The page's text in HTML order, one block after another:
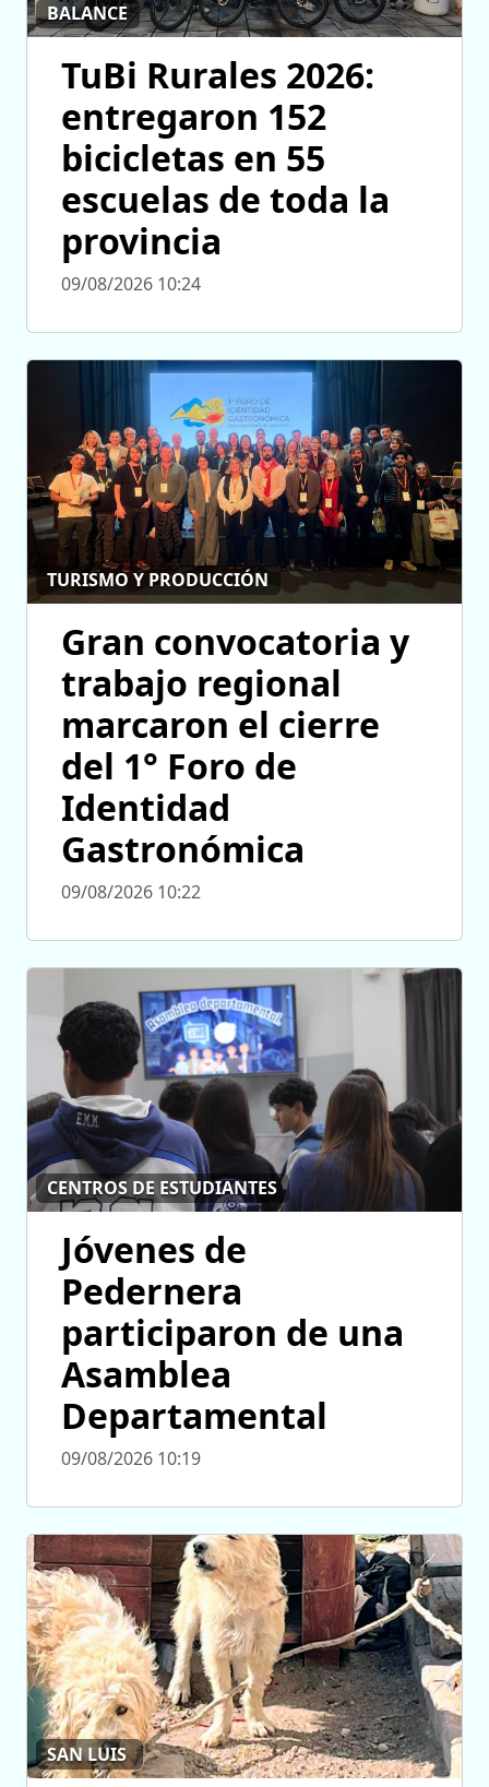
BALANCE
TuBi Rurales 2026:
entregaron 152
bicicletas en 55
escuelas de toda la
provincia
09/08/2026 10:24
TURISMO Y PRODUCCIÓN
Gran convocatoria y
trabajo regional
marcaron el cierre
del 1° Foro de
Identidad
Gastronómica
09/08/2026 10:22
CENTROS DE ESTUDIANTES
Jóvenes de
Pedernera
participaron de una
Asamblea
Departamental
09/08/2026 10:19
SAN LUIS